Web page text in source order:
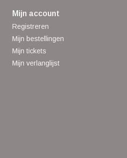
Mijn account
Registreren
Mijn bestellingen
Mijn tickets
Mijn verlanglijst